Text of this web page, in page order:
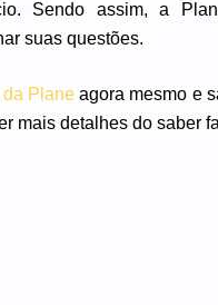
Sendo assim, a
suas questões.
da Plane agora mesmo e
mais detalhes do saber